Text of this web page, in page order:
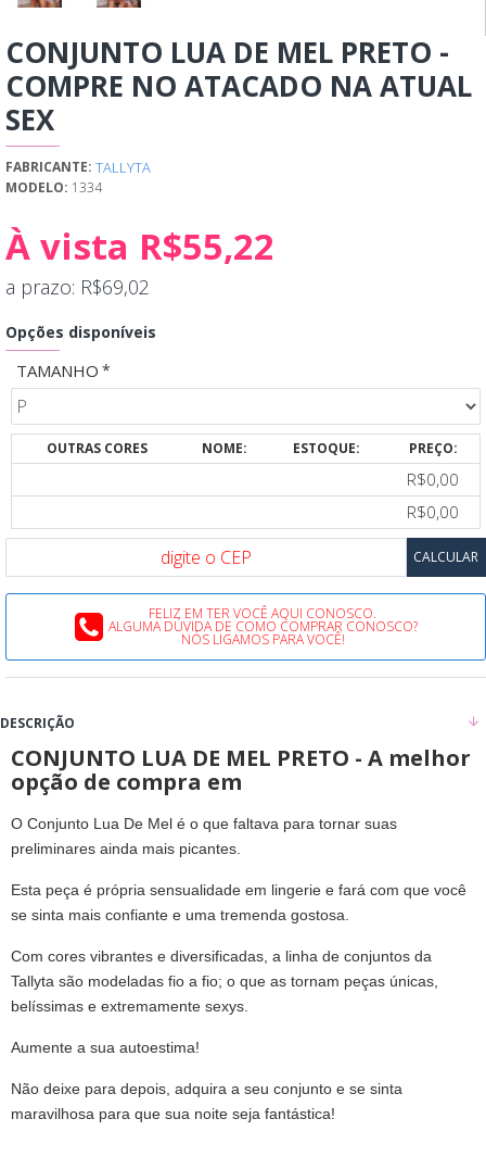
CONJUNTO LUA DE MEL PRETO -
COMPRE NO ATACADO NA ATUAL
SEX
À vista R$55,22
a prazo: R$69,02
FABRICANTE: TALLYTA
MODELO: 1334
Opções disponíveis
TAMANHO
OUTRAS CORES NOME: ESTOQUE: PREÇO:
R$0,00
R$0,00
FELIZ EM TER VOCÊ AQUI CONOSCO.
ALGUMA DÚVIDA DE COMO COMPRAR CONOSCO?
NÓS LIGAMOS PARA VOCÊ!
DESCRIÇÃO
CONJUNTO LUA DE MEL PRETO - A melhor
opção de compra em
O Conjunto Lua De Mel é o que faltava para tornar suas
preliminares ainda mais picantes.
Esta peça é própria sensualidade em lingerie e fará com que você
se sinta mais confiante e uma tremenda gostosa.
Com cores vibrantes e diversificadas, a linha de conjuntos da
Tallyta são modeladas fio a fio; o que as tornam peças únicas,
belíssimas e extremamente sexys.
Aumente a sua autoestima!
Não deixe para depois, adquira a seu conjunto e se sinta
maravilhosa para que sua noite seja fantástica!